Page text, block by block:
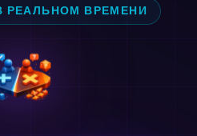
РЕАЛЬНОМ ВРЕМЕНИ